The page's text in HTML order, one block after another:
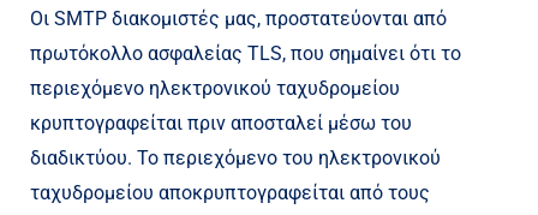
Οι SMTP διακομιστές μας, προστατεύονται από
πρωτόκολλο ασφαλείας TLS, που σημαίνει ότι το
περιεχόμενο ηλεκτρονικού ταχυδρομείου
κρυπτογραφείται πριν αποσταλεί μέσω του
διαδικτύου. Το περιεχόμενο του ηλεκτρονικού
ταχυδρομείου αποκρυπτογραφείται από τους